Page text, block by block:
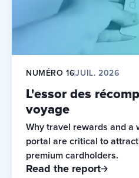
NUMÉRO 16JUIL. 2026
L'essor des
voyage
Why travel rewards and a
portal are critical to
Read the report